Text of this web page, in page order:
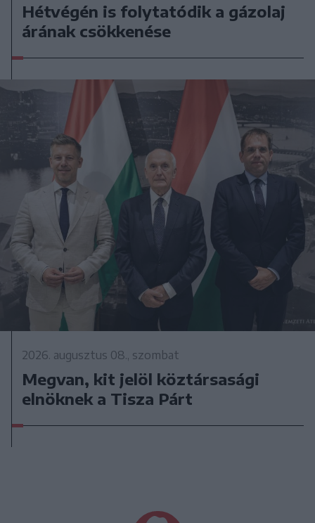
Hétvégén is folytatódik a gázolaj
árának csökkenése
2026. augusztus 08., szombat
Megvan, kit jelöl köztársasági
elnöknek a Tisza Párt